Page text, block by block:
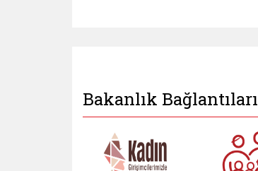
Bakanlık Bağlantıları